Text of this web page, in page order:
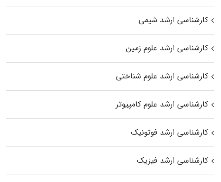
کارشناسی ارشد شیمی
کارشناسی ارشد علوم زمین
کارشناسی ارشد علوم شناختی
کارشناسی ارشد علوم کامپیوتر
کارشناسی ارشد فوتونیک
کارشناسی ارشد فیزیک